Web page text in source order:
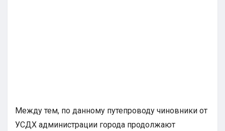
Между тем, по данному путепроводу чиновники от
УСДХ администрации города продолжают